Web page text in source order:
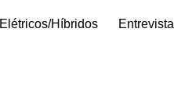
Elétricos/Híbridos Entrevista